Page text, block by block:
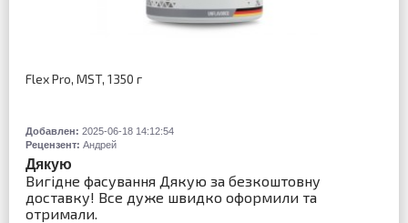
Flex Pro, MST, 1350 г
Добавлен: 2025-06-18 14:12:54
Рецензент: Андрей
Дякую
Вигідне фасування Дякую за безкоштовну
доставку! Все дуже швидко оформили та
отримали.